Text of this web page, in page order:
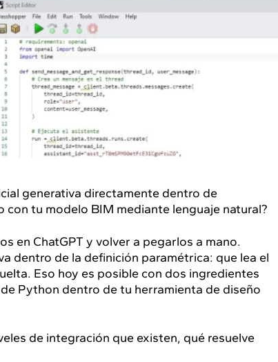
generativa directamente dentro de
tu modelo BIM mediante lenguaje natural?
en ChatGPT y volver a pegarlos a mano.
dentro de la definición paramétrica: que lea el
Eso hoy es posible con dos ingredientes
Python dentro de tu herramienta de diseño
de integración que existen, qué resuelve